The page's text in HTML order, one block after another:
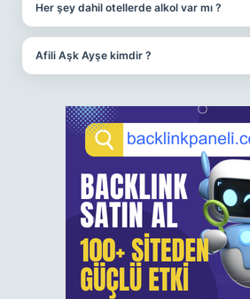
Her şey dahil otellerde alkol var mı ?
Afili Aşk Ayşe kimdir ?